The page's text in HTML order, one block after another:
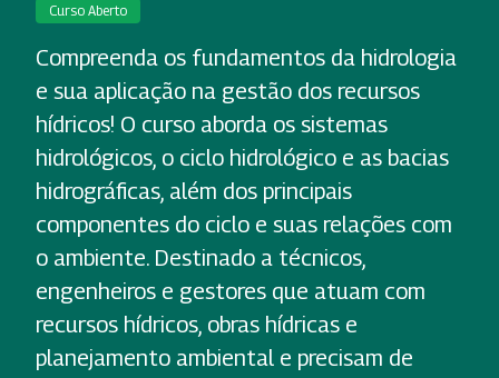
Curso Aberto
Compreenda os fundamentos da hidrologia
e sua aplicação na gestão dos recursos
hídricos! O curso aborda os sistemas
hidrológicos, o ciclo hidrológico e as bacias
hidrográficas, além dos principais
componentes do ciclo e suas relações com
o ambiente. Destinado a técnicos,
engenheiros e gestores que atuam com
recursos hídricos, obras hídricas e
planejamento ambiental e precisam de